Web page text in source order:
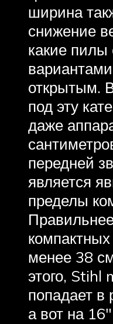
ширина
снижение
какие пилы
открытым.
под эту
даже
передней
является
пределы
менее 38
этого, Stihl
попадает в
а вот на